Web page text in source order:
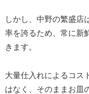
しかし、中野の繁盛店
率を誇るため、常に新
きます。
大量仕入れによるコス
はなく、そのままお皿